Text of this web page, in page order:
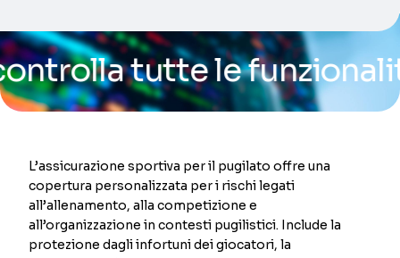
tutte le funzionalità
L’assicurazione sportiva per il pugilato offre una
copertura personalizzata per i rischi legati
all’allenamento, alla competizione e
all’organizzazione in contesti pugilistici. Include la
protezione dagli infortuni dei giocatori, la